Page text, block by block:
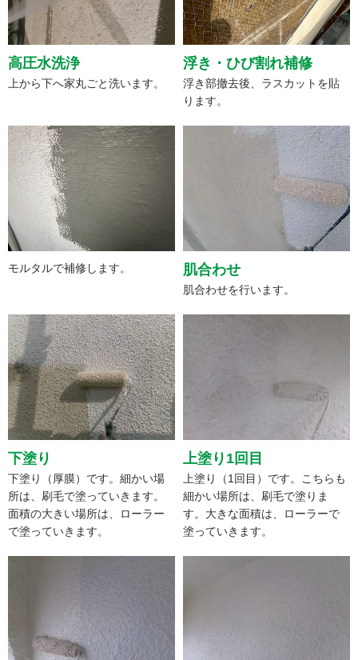
高圧水洗浄
上から下へ家丸ごと洗います。
浮き・ひび割れ補修
浮き部撤去後、ラスカットを貼
ります。
モルタルで補修します。 肌合わせ
肌合わせを行います。
下塗り
下塗り（厚膜）です。細かい場
所は、刷毛で塗っていきます。
面積の大きい場所は、ローラー
で塗っていきます。
上塗り1回目
上塗り（1回目）です。こちらも
細かい場所は、刷毛で塗りま
す。大きな面積は、ローラーで
塗っていきます。